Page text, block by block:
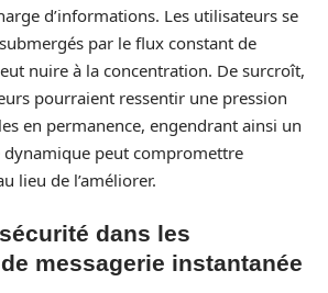
d’informations. Les utilisateurs se
par le flux constant de
nuire à la concentration. De surcroît,
pourraient ressentir une pression
en permanence, engendrant ainsi un
dynamique peut compromettre
lieu de l’améliorer.
dans les
messagerie instantanée